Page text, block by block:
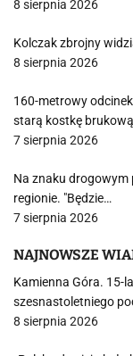
8 sierpnia 2026
Kolczak zbrojny
8 sierpnia 2026
160-metrowy
starą kostkę brukową
7 sierpnia 2026
Na znaku drogowym
regionie. "Będzie…
7 sierpnia 2026
NAJNOWSZE
Kamienna Góra. 15-
szesnastoletniego
8 sierpnia 2026